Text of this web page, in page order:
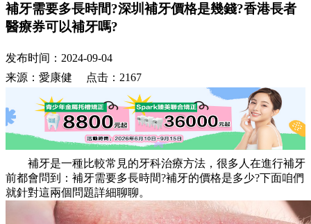
補牙需要多長時間?深圳補牙價格是幾錢?香港長者
醫療券可以補牙嗎?
发布时间：2024-09-04
来源：愛康健 点击：2167
補牙是一種比較常見的牙科治療方法，很多人在進行補牙
前都會問到：補牙需要多長時間?補牙的價格是多少?下面咱們
就針對這兩個問題詳細聊聊。